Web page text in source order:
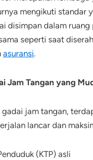
mengikuti standar
disimpan dalam
seperti saat
asuransi.
Jam Tangan yang
jam tangan,
lancar dan
(KTP) asli